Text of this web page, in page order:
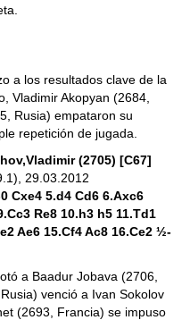
a los resultados clave de la
Vladimir Akopyan (2684,
Rusia) empataron su
repetición de jugada.
(2705) [C67]
29.03.2012
Cxe4 5.d4 Cd6 6.Axc6
Re8 10.h3 h5 11.Td1
Ae6 15.Cf4 Ac8 16.Ce2 ½-
a Baadur Jobava (2706,
venció a Ivan Sokolov
(2693, Francia) se impuso